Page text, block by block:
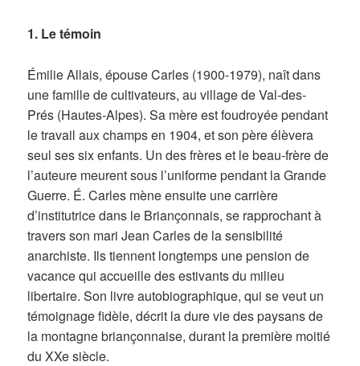
1. Le témoin
Émilie Allais, épouse Carles (1900-1979), naît dans
une famille de cultivateurs, au village de Val-des-
Prés (Hautes-Alpes). Sa mère est foudroyée pendant
le travail aux champs en 1904, et son père élèvera
seul ses six enfants. Un des frères et le beau-frère de
l’auteure meurent sous l’uniforme pendant la Grande
Guerre. É. Carles mène ensuite une carrière
d’institutrice dans le Briançonnais, se rapprochant à
travers son mari Jean Carles de la sensibilité
anarchiste. Ils tiennent longtemps une pension de
vacance qui accueille des estivants du milieu
libertaire. Son livre autobiographique, qui se veut un
témoignage fidèle, décrit la dure vie des paysans de
la montagne briançonnaise, durant la première moitié
du XXe siècle.